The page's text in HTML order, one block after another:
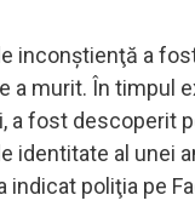
inconştienţă a
a murit. În timpul
a fost descoperit
identitate al unei
indicat poliţia pe